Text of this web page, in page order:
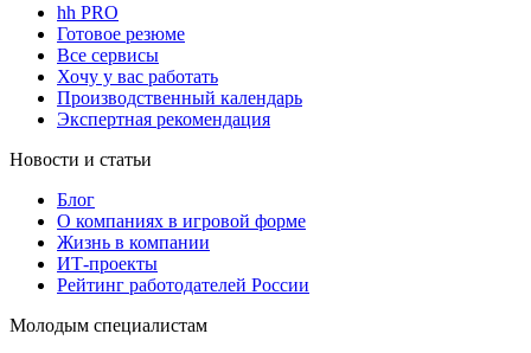
hh PRO
Готовое резюме
Все сервисы
Хочу у вас работать
Производственный календарь
Экспертная рекомендация
Новости и статьи
Блог
О компаниях в игровой форме
Жизнь в компании
ИТ-проекты
Рейтинг работодателей России
Молодым специалистам